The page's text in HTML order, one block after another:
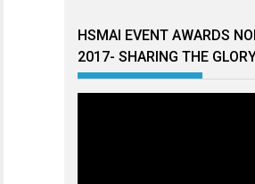
HSMAI EVENT AWARDS
2017- SHARING THE